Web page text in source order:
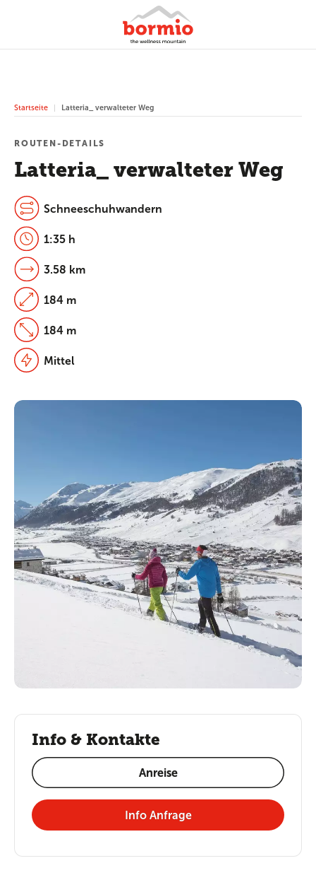
Startseite Latteria_ verwalteter Weg
Latteria_ verwalteter Weg
ROUTEN-DETAILS
Schneeschuhwandern
1:35 h
3.58 km
184 m
184 m
Mittel
Info & Kontakte
Anreise
Info Anfrage